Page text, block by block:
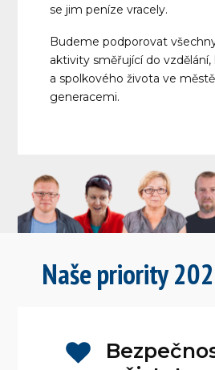
se jim peníze vracely.
Budeme podporovat
aktivity směřující do
a spolkového života ve
generacemi.
Naše priority